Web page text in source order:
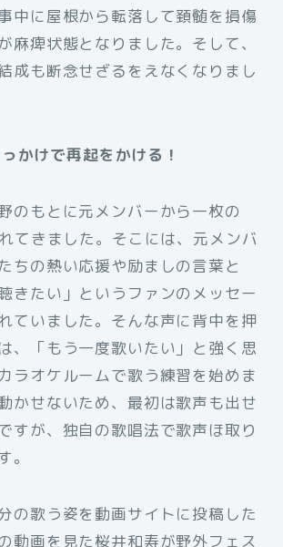
中に屋根から転落して頚髄を損傷
麻痺状態となりました。そして、
成も断念せざるをえなくなりまし
かけで再起をかける！
のもとに元メンバーから一枚の
てきました。そこには、元メンバ
ちの熱い応援や励ましの言葉と
きたい」というファンのメッセー
ていました。そんな声に背中を押
、「もう一度歌いたい」と強く思
ラオケルームで歌う練習を始めま
かせないため、最初は歌声も出せ
すが、独自の歌唱法で歌声ほ取り
。
の歌う姿を動画サイトに投稿した
動画を見た桜井和寿が野外フェス